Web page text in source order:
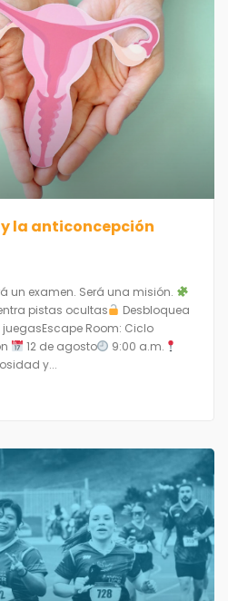
la anticoncepción
un examen. Será una misión.
pistas ocultas
Desbloquea
Room: Ciclo
12 de agosto
9:00 a.m.
y...